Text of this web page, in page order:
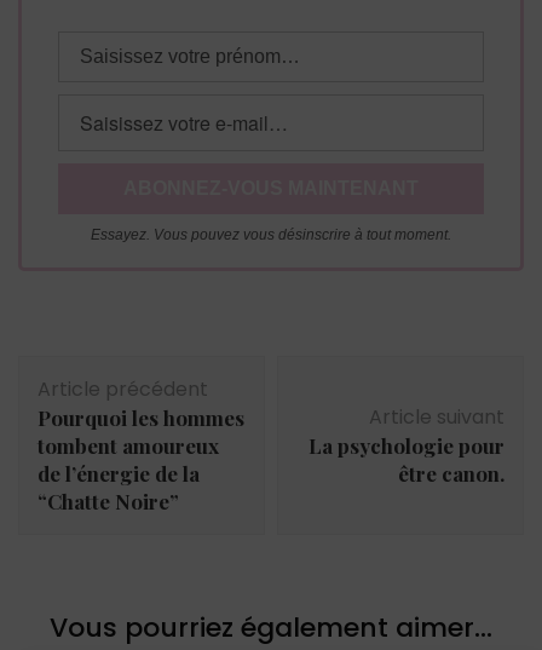
Essayez. Vous pouvez vous désinscrire à tout moment.
d'article
Article précédent
Pourquoi les hommes
tombent amoureux
de l’énergie de la
“Chatte Noire”
Article suivant
La psychologie pour
être canon.
Vous pourriez également aimer...